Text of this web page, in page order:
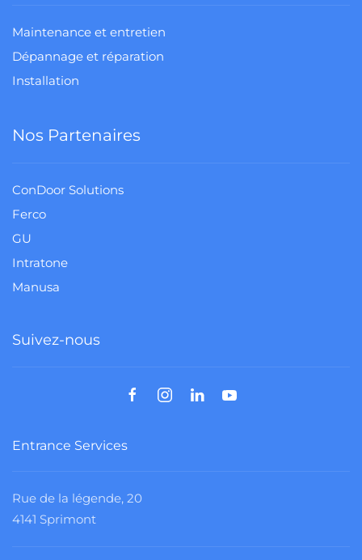
Maintenance et entretien
Dépannage et réparation
Installation
Nos Partenaires
ConDoor Solutions
Ferco
GU
Intratone
Manusa
Suivez-nous
Entrance Services
Rue de la légende, 20
4141 Sprimont